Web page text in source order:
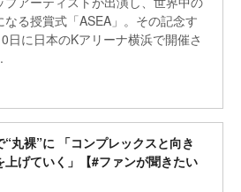
る授賞式「ASEA」。その記念す
日に日本のKアリーナ横浜で開催さ
丸裸”に 「コンプレックスと向き
げていく」【#ファンが聞きたい